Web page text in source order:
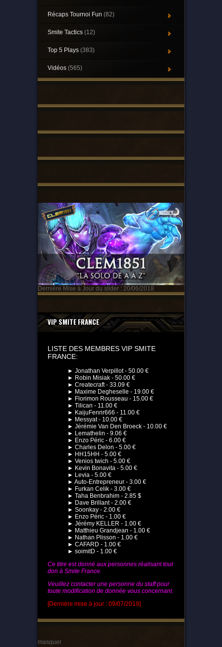
Récaps Tournoi Fun (82)
Smite Tactics (12)
Top 5 Plays (383)
Vidéos (565)
Dernière Mise à Jour du slider : 20/06/2018
VIP SMITE FRANCE
LISTE DES MEMBRES VIP SMITE
FRANCE:
► Jonathan Verpillot - 50.00 €
► Robin Misiak - 50.00 €
► Createcraft - 33.09 €
► Maxime Degheselle - 19.00 €
► Florimon Rousseau - 15.00 €
► Tilican - 11.00 €
► KaijuFenrir666 - 11.00 €
► Messyat - 10.00 €
► Jérémie Van Den Broeck - 10.00 €
► Lemathelin - 9.06 €
► Enzo Péric - 6.00 €
► Charles Delon - 5.00 €
► HH15HH - 5.00 €
► Venios twich - 5.00 €
► Kevin Bonavita - 5.00 €
► Levia - 5.00 €
► Auto-Entrepreneur - 3.00 €
► Furkan Celik - 3.00 €
► Taha Benbrahim - 2.85 $
► Dave Brillant - 2.00 €
► Soonkay - 2.00 €
► Enzo Péric - 1.00 €
► Jérémy KELLER - 1.00 €
► Matthieu Grandjean - 1.00 €
► Nathan Plisson - 1.00 €
► CAFARD - 1.00 €
► soimitD - 1.00 €
Ce titre est donné aux personnes réalisant tout
don à Smite France.
Veuillez contacter une personne du staff pour
toute modification de donnée vous concernant.
[Dernière mise à jour : 09/07/2019]
masquer